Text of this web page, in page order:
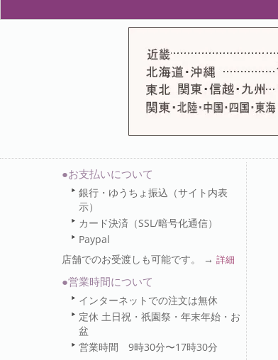
●お支払いについて
銀行・ゆうちょ振込（サイト内表
示）
カード決済（SSL/暗号化通信）
Paypal
店舗でのお受渡しも可能です。 → 詳細
●営業時間について
インターネットでの注文は無休
定休 土日祝・祇園祭・年末年始・お
盆
営業時間 9時30分〜17時30分